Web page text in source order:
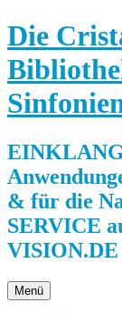
Zum
Inhalt
springen
Die
& für die
SERVICE
VISION.DE
Menü